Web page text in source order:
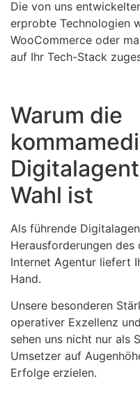
Die von uns
erprobte Technologien
WooCommerce oder
auf Ihr Tech-Stack
Warum die
Wahl ist
Als führende
Herausforderungen
Internet Agentur liefert
Hand.
Unsere besonderen
operativer Exzellenz
sehen uns nicht nur als
Umsetzer auf
Erfolge erzielen.